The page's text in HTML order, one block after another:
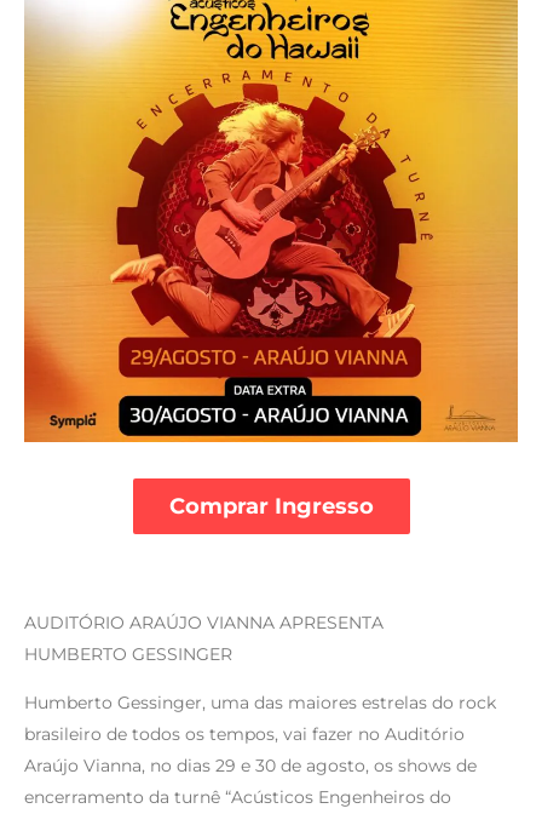
AUDITÓRIO ARAÚJO VIANNA APRESENTA
HUMBERTO GESSINGER
Humberto Gessinger, uma das maiores estrelas do rock
brasileiro de todos os tempos, vai fazer no Auditório
Araújo Vianna, no dias 29 e 30 de agosto, os shows de
encerramento da turnê “Acústicos Engenheiros do
Comprar Ingresso